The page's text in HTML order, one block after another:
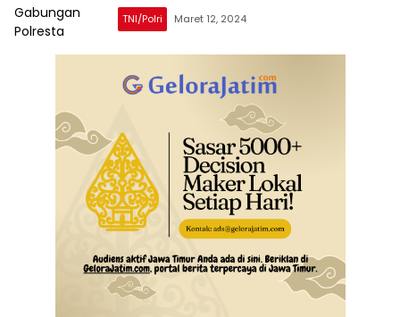
TNI/Polri Maret 12, 2024